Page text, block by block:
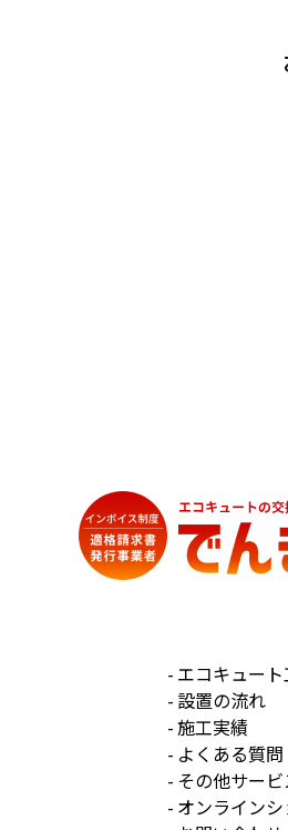
エコキュー
設置の流れ
施工実績
よくある質問
その他サービ
オンライン